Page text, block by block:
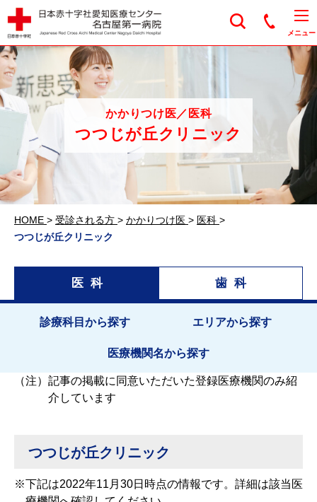
メニュー
かかりつけ医／医科
つつじが丘クリニック
HOME > 受診される方 > かかりつけ医 > 医科 >
つつじが丘クリニック
医科 歯科
診療科目から探す エリアから探す
医療機関名から探す
（注） 記事の掲載に同意いただいた登録医療機関のみ紹
介しています
つつじが丘クリニック
※下記は2022年11月30日時点の情報です。詳細は該当医